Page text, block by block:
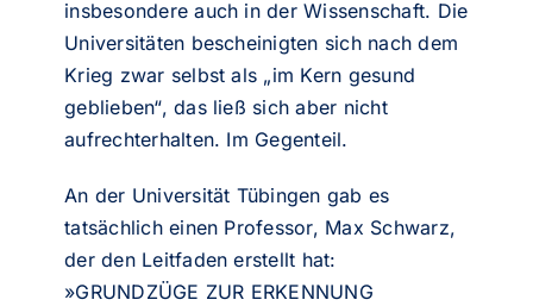
insbesondere auch in der Wissenschaft. Die
Universitäten bescheinigten sich nach dem
Krieg zwar selbst als „im Kern gesund
geblieben“, das ließ sich aber nicht
aufrechterhalten. Im Gegenteil.
An der Universität Tübingen gab es
tatsächlich einen Professor, Max Schwarz,
der den Leitfaden erstellt hat:
»GRUNDZÜGE ZUR ERKENNUNG